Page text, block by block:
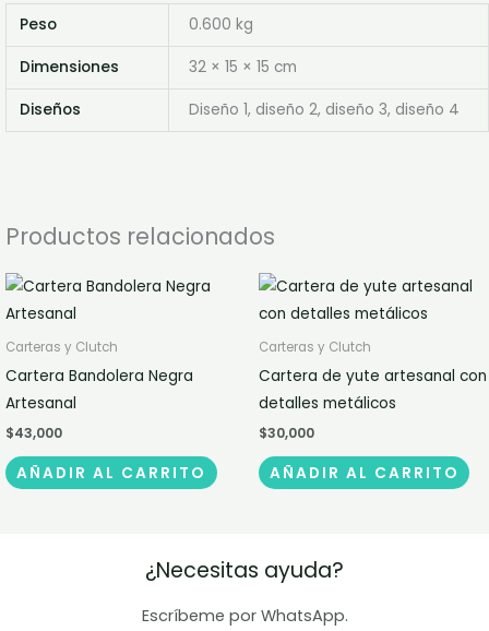
Peso 0.600 kg
Dimensiones 32 × 15 × 15 cm
Diseños Diseño 1, diseño 2, diseño 3, diseño 4
Productos relacionados
Carteras y Clutch
Cartera Bandolera Negra
Artesanal
$43,000
AÑADIR AL CARRITO
Carteras y Clutch
Cartera de yute artesanal con
detalles metálicos
$30,000
AÑADIR AL CARRITO
¿Necesitas ayuda?
Escríbeme por WhatsApp.